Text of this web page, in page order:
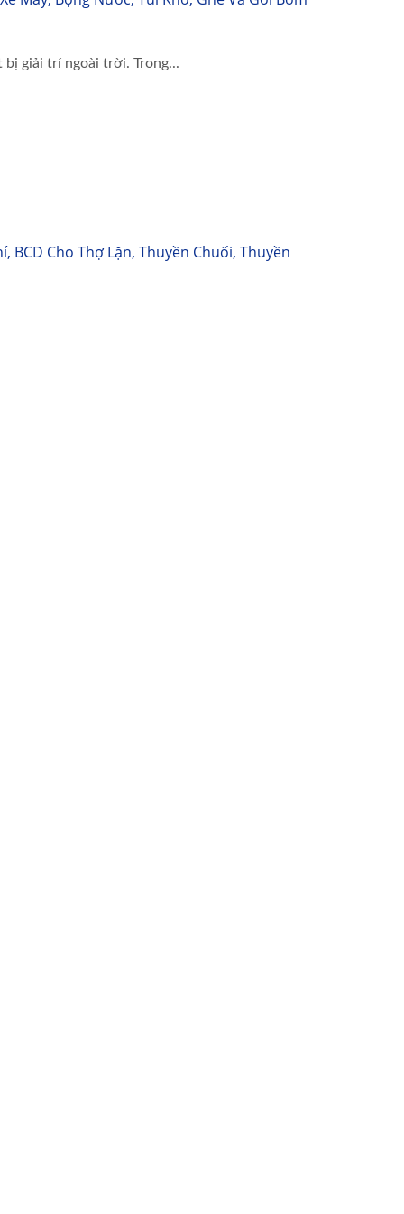
giải trí ngoài trời. Trong...
BCD Cho Thợ Lặn, Thuyền Chuối, Thuyền